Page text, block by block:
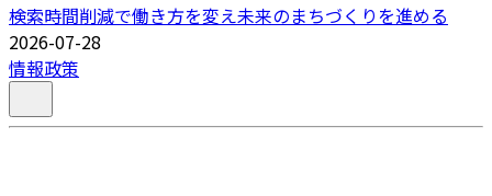
検索時間削減で働き方を変え未来のまちづくりを進める
2026-07-28
情報政策